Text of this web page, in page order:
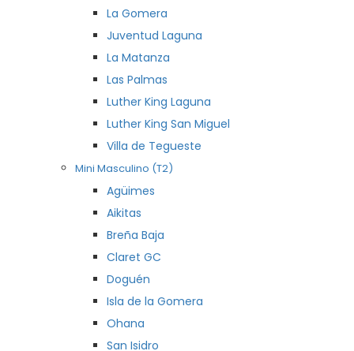
La Gomera
Juventud Laguna
La Matanza
Las Palmas
Luther King Laguna
Luther King San Miguel
Villa de Tegueste
Mini Masculino (T2)
Agüimes
Aikitas
Breña Baja
Claret GC
Doguén
Isla de la Gomera
Ohana
San Isidro